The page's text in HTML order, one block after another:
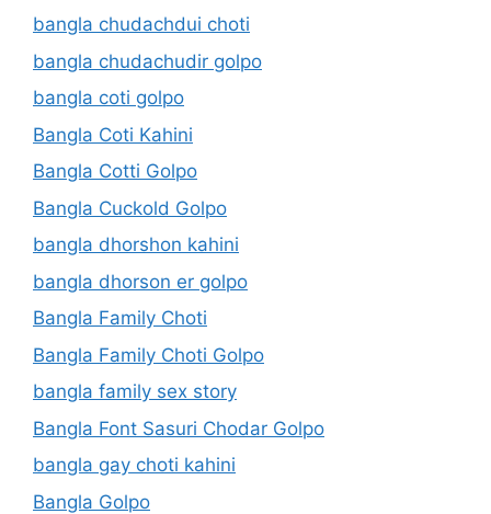
bangla chudachdui choti
bangla chudachudir golpo
bangla coti golpo
Bangla Coti Kahini
Bangla Cotti Golpo
Bangla Cuckold Golpo
bangla dhorshon kahini
bangla dhorson er golpo
Bangla Family Choti
Bangla Family Choti Golpo
bangla family sex story
Bangla Font Sasuri Chodar Golpo
bangla gay choti kahini
Bangla Golpo